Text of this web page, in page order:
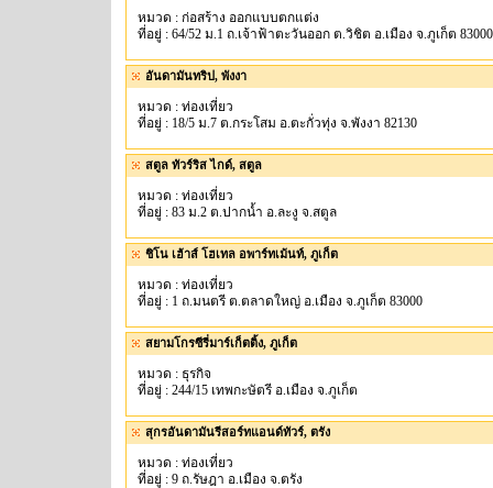
หมวด : ก่อสร้าง ออกแบบตกแต่ง
ที่อยู่ : 64/52 ม.1 ถ.เจ้าฟ้าตะวันออก ต.วิชิต อ.เมือง จ.ภูเก็ต 83000
อันดามันทริป, พังงา
หมวด : ท่องเที่ยว
ที่อยู่ : 18/5 ม.7 ต.กระโสม อ.ตะกั่วทุ่ง จ.พังงา 82130
สตูล ทัวร์ริส ไกด์, สตูล
หมวด : ท่องเที่ยว
ที่อยู่ : 83 ม.2 ต.ปากน้ำ อ.ละงู จ.สตูล
ชิโน เฮ้าส์ โฮเทล อพาร์ทเม้นท์, ภูเก็ต
หมวด : ท่องเที่ยว
ที่อยู่ : 1 ถ.มนตรี ต.ตลาดใหญ่ อ.เมือง จ.ภูเก็ต 83000
สยามโกรซีรี่มาร์เก็ตติ้ง, ภูเก็ต
หมวด : ธุรกิจ
ที่อยู่ : 244/15 เทพกะษัตรี อ.เมือง จ.ภูเก็ต
สุกรอันดามันรีสอร์ทแอนด์ทัวร์, ตรัง
หมวด : ท่องเที่ยว
ที่อยู่ : 9 ถ.รัษฎา อ.เมือง จ.ตรัง